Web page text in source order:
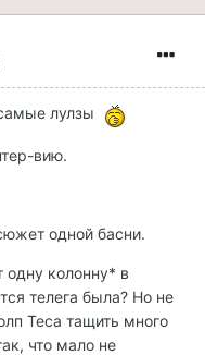
лулзы
вию.
одной басни.
одну колонну* в
телега была? Но не
Теса тащить много
что мало не